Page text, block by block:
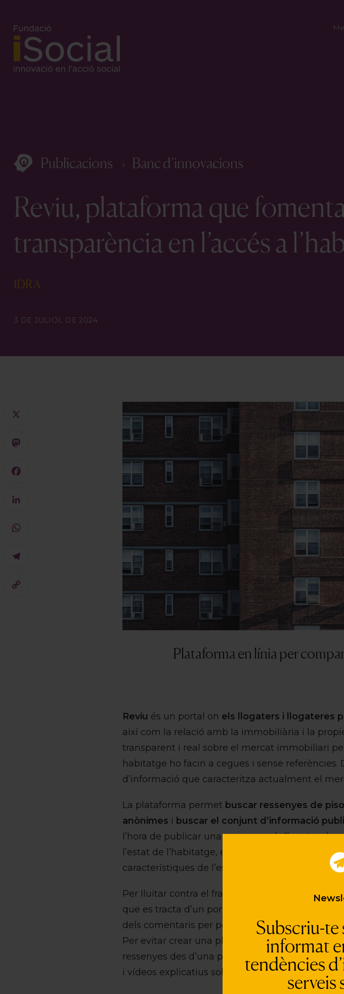
Subscriu-te
informat
tendències
serveis
Publicacions Banc d’innovacions
Reviu, plataforma que
transparència en l’accés a
IDRA
3 DE JULIOL DE 2024
Plataforma en línia per
Reviu és un portal on els llogaters i llogateres
així com la relació amb la immobiliària i la
transparent i real sobre el mercat immobiliari
habitatge ho facin a cegues i sense referències.
d’informació que caracteritza actualment el
La plataforma permet buscar ressenyes de
anònimes i buscar el conjunt d’informació
l’hora de publicar una ressenya, els llogaters
l’estat de l’habitatge, el preu inicial i final, la
característiques de l’espai, la temperatura, etc.
Per lluitar contra el frau, la web es basa en el
que es tracta d’un portal anònim, la plataforma
dels comentaris per poder contactar en cas de
Per evitar crear una plataforma on només
ressenyes des d’una perspectiva constructiva.
i vídeos explicatius sobre informació relativa al
Mastodon
Facebook
LinkedIn
WhatsApp
Telegram